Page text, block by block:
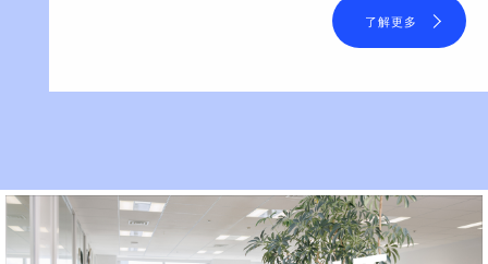
了解更多